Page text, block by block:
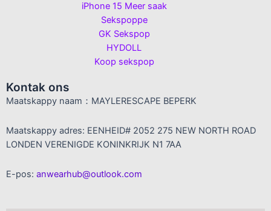
iPhone 15 Meer saak
Sekspoppe
GK Sekspop
HYDOLL
Koop sekspop
Kontak ons
Maatskappy naam：MAYLERESCAPE BEPERK
Maatskappy adres: EENHEID# 2052 275 NEW NORTH ROAD
LONDEN VERENIGDE KONINKRIJK N1 7AA
E-pos: anwearhub@outlook.com